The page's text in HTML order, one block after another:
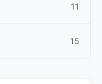
11
15